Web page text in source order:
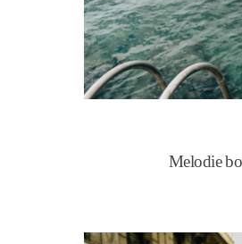
Melodie